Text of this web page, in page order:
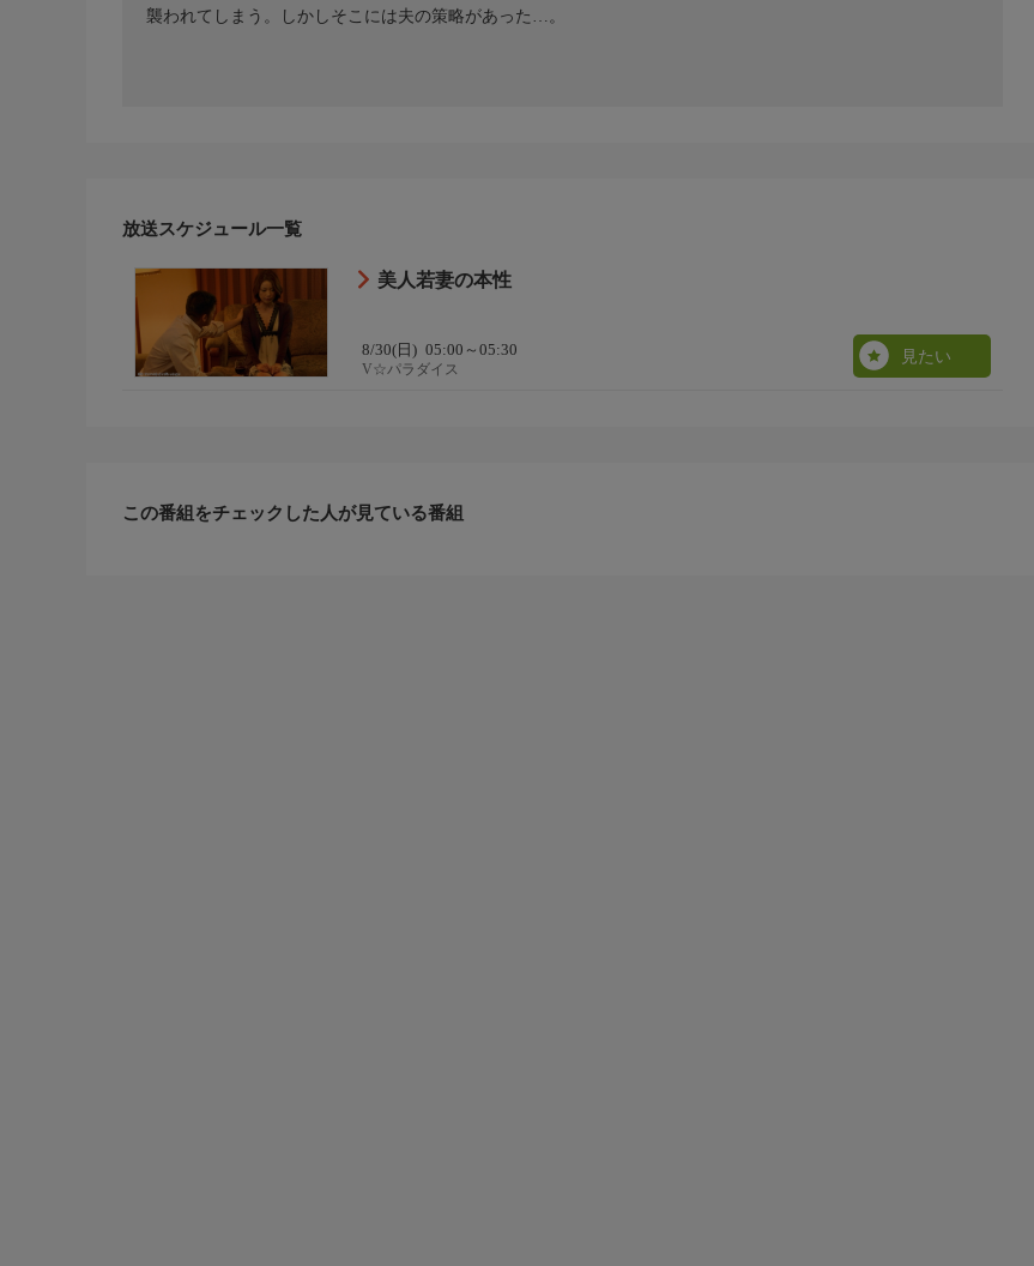
襲われてしまう。しかしそこには夫の策略があった…。
放送スケジュール一覧
美人若妻の本性
8/30(日) 05:00～05:30
V☆パラダイス
見たい
この番組をチェックした人が見ている番組